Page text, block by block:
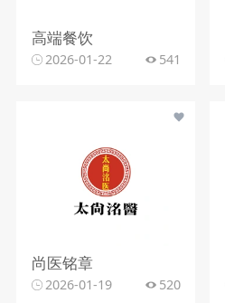
高端餐饮
2026-01-22 541
尚医铭章
2026-01-19 520